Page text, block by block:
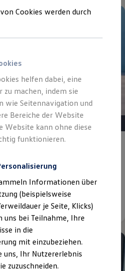
Leasing
Anzahlung
Schlussrate
Garantien
Class bei Volkswagen
für gut befunden.
Cookies werden durch
helfen dabei, eine
zu machen, indem sie
wie Seitennavigation und
Bereiche der Website
Website kann ohne diese
funktionieren.
Informationen über
(beispielsweise
je Seite, Klicks)
uns bei Teilnahme, Ihre
in die
mit einzubeziehen.
uns, Ihr Nutzererlebnis
zuzuschneiden.